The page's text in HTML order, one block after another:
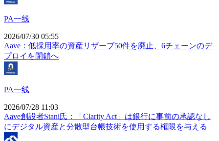
PA一线
2026/07/30 05:55
Aave：低採用率の資産リザーブ50件を廃止、6チェーンのデ
プロイを閉鎖へ
PA一线
2026/07/28 11:03
Aave創設者Stani氏：「Clarity Act」は銀行に事前の承認なし
にデジタル資産と分散型台帳技術を使用する権限を与える